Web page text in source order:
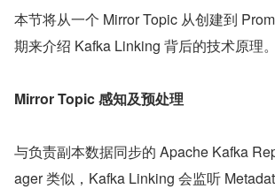
本节将从一个 Mirror Topic 从创建到
期来介绍 Kafka Linking 背后的技术原理。
Mirror Topic 感知及预处理
与负责副本数据同步的 Apache Kafka
ager 类似，Kafka Linking 会监听